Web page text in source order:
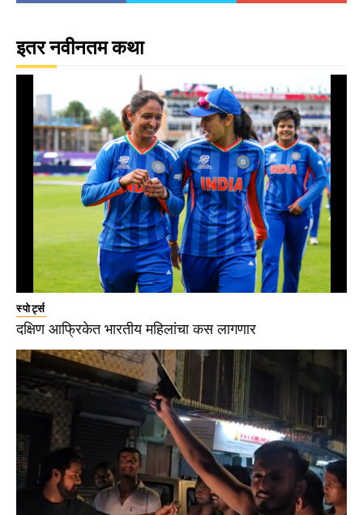
इतर नवीनतम कथा
स्पोर्ट्स
दक्षिण आफ्रिकेत भारतीय महिलांचा कस लागणार